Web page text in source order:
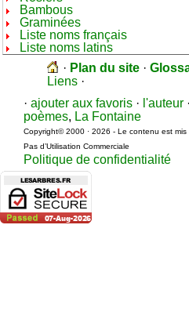
Bambous
Graminées
Liste noms français
Liste noms latins
· Plan du site ·
Liens ·
· ajouter aux favoris · l'auteur ·
poèmes, La Fontaine
Copyright© 2000 · 2026 - Le contenu est
Pas d’Utilisation Commerciale
Politique de confidentialité